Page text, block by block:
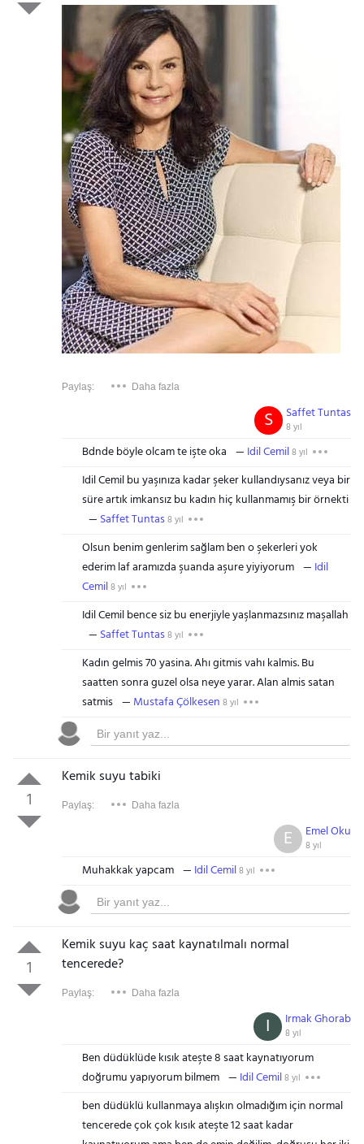
Paylaş: Daha fazla
Saffet Tuntas
8 yıl
S
Bdnde böyle olcam te işte oka Idil Cemil8 yıl
Idil Cemil bu yaşınıza kadar şeker kullandıysanız veya bir
süre artık imkansız bu kadın hiç kullanmamış bir örnekti
Saffet Tuntas8 yıl
Olsun benim genlerim sağlam ben o şekerleri yok
ederim laf aramızda şuanda aşure yiyiyorum
Idil
Cemil8 yıl
Idil Cemil bence siz bu enerjiyle yaşlanmazsınız maşallah
Saffet Tuntas8 yıl
Kadın gelmis 70 yasina. Ahı gitmis vahı kalmis. Bu
saatten sonra guzel olsa neye yarar. Alan almis satan
satmis
Mustafa Çölkesen 8 yıl
1
Kemik suyu tabiki
Paylaş: Daha fazla
Emel Oku
8 yıl
E
Muhakkak yapcam Idil Cemil8 yıl
1
Kemik suyu kaç saat kaynatılmalı normal
tencerede?
Paylaş: Daha fazla
Irmak Ghorab
8 yıl
I
Ben düdüklüde kısık ateşte 8 saat kaynatıyorum
doğrumu yapıyorum bilmem
Idil Cemil8 yıl
ben düdüklü kullanmaya alışkın olmadığım için normal
tencerede çok çok kısık ateşte 12 saat kadar